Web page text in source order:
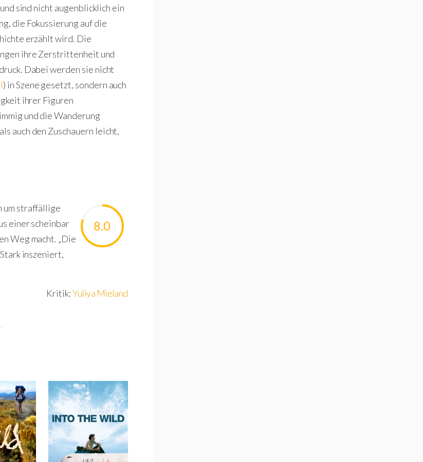
sind nicht augenblicklich ein
die Fokussierung auf die
erzählt wird. Die
ihre Zerstrittenheit und
Dabei werden sie nicht
) in Szene gesetzt, sondern auch
ihrer Figuren
und die Wanderung
auch den Zuschauern leicht,
8.0
um straffällige
einer scheinbar
Weg macht. „Die
inszeniert,
Kritik:Yuliya Mieland